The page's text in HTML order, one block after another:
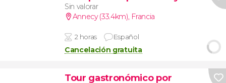
Sin valorar
Annecy (33.4km), Francia
2 horas Español
Cancelación gratuita
Tour gastronómico por